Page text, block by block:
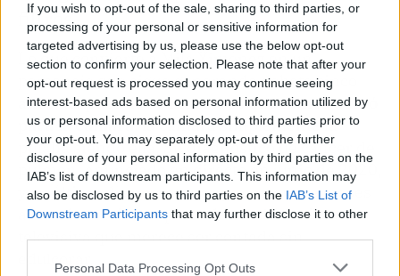
If you wish to opt-out of the sale, sharing to third parties, or
processing of your personal or sensitive information for
targeted advertising by us, please use the below opt-out
section to confirm your selection. Please note that after your
opt-out request is processed you may continue seeing
interest-based ads based on personal information utilized by
us or personal information disclosed to third parties prior to
your opt-out. You may separately opt-out of the further
disclosure of your personal information by third parties on the
IAB’s list of downstream participants. This information may
also be disclosed by us to third parties on the IAB’s List of
Downstream Participants that may further disclose it to other
Personal Data Processing Opt Outs
filtros
Lo que convierte a Mila Ximénez en un
personaje que sigue generando debate cinco
años después de su muerte es quenunca actuó
para la cámara: la cámara simplemente la
pillaba siendo ella. Su diagnostico de cáncer de
pulmón, anunciado en directo en junio de 2020,
y su último día en antena apenas nueve meses
antes de morir son parte de una historia
televisiva que merece ser contada sin
edulcorar.